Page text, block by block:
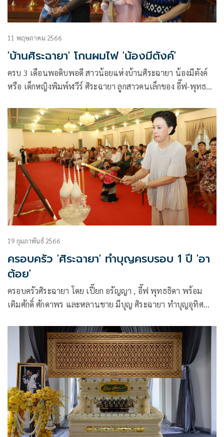
11 พฤษภาคม 2566
'บ้านศิระฉายา' โกนผมไฟ 'น้องมีตังค์'
ครบ 3 เดือนพอดิบพอดี สาวน้อยแห่งบ้านศิระฉายา น้องมีตังค์
หรือ เด็กหญิงพิมพ์ฬวีร์ ศิระฉายา ลูกสาวคนเล็กของ อี๊ฟ-พุทธ
แก้วหัวแหวนของ อาเปี๊ยก-อรัญญา นามวงษ์ ตามความประสงค์
ของ คุณตาต้อย เศรษฐา ที่ขอให้มีหลานสาวอีกคน
19 กุมภาพันธ์ 2566
ครอบครัว 'ศิระฉายา' ทำบุญครบรอบ 1 ปี 'อา
ต้อย'
ครอบครัวศิระฉายา โดย เปี๊ยก อรัญญา , อี๊ฟ พุทธธิดา พร้อม
เติมศักดิ์ ศักดาพร และหลานชาย มีบุญ ศิระฉายา ทำบุญอุทิศ
สาขาศิลปะการแสดง (ดนตรีไทยสากล – ขับร้อง 2554) ในวาระ
ครบรอบ 1 ปีที่ท่านได้จากไป ณ อาคาร 4 ชั้น (ตึกเขียว) วัดเทพ
ศิรินทราวาส